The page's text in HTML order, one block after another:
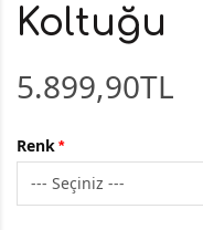
Koltuğu
5.899,90TL
Renk